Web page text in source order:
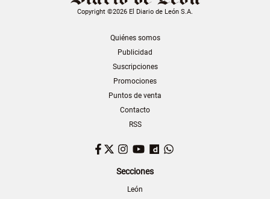
Copyright ©2026 El Diario de León S.A.
Quiénes somos
Publicidad
Suscripciones
Promociones
Puntos de venta
Contacto
RSS
Facebook
TwitterInstagram
YouTubeDailymotion
Secciones
León